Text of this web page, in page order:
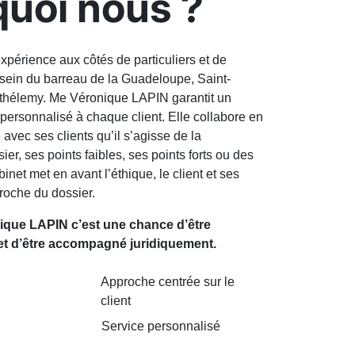
aux côtés de particuliers et de
du barreau de la Guadeloupe, Saint-
Me Véronique LAPIN garantit un
à chaque client. Elle collabore en
ses clients qu’il s’agisse de la
ses points faibles, ses points forts ou des
met en avant l’éthique, le client et ses
du dossier.
LAPIN c’est une chance d’être
d’être accompagné juridiquement.
Approche centrée sur le
client
Service personnalisé